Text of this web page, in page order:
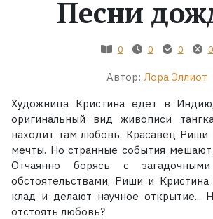
Экранизации
Песни
0 0 0 0
Автор: Лора Эллиот
Художница Кристина едет в
оригинальный вид живописи
находит там любовь. Красавец
мечты. Но странные события мешают
Отчаянно борясь с
обстоятельствами, Риши и Кристина
клад и делают научное открытие...
отстоять любовь?